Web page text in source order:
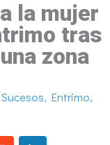
la mujer
tras
zona
Sucesos, Entrimo,